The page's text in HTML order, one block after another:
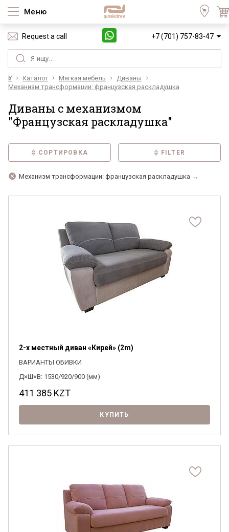
Меню
Request a call +7 (701) 757-83-47
Үй Каталог Мягкая мебель
Диваны
Механизм трансформации: французская раскладушка
Диваны с механизмом
"Французская раскладушка"
СОРТИРОВКА FILTER
Механизм трансформации: французская раскладушка →
2-х местный диван «Кирей» (2m)
ВАРИАНТЫ ОБИВКИ
Д×Ш×В: 1530/920/900 (мм)
411 385 KZT
КУПИТЬ